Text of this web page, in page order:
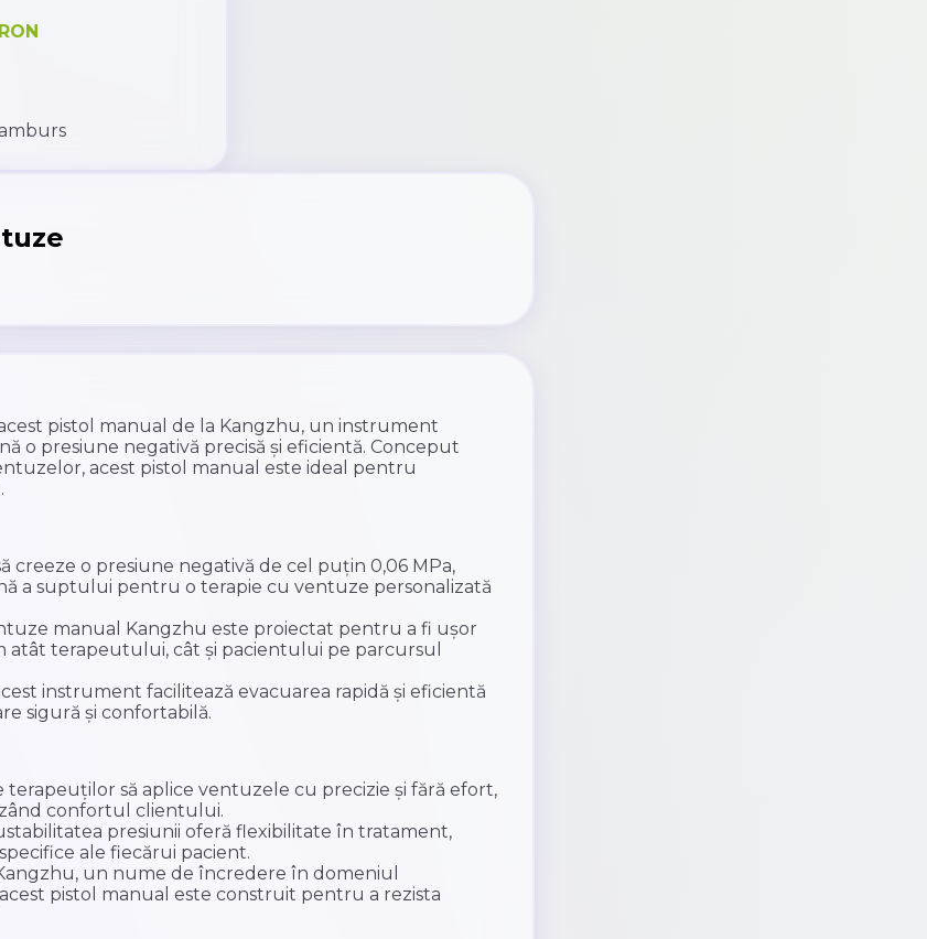
pistol manual de la Kangzhu, un instrument
o presiune negativă precisă și eficientă. Conceput
acest pistol manual este ideal pentru
creeze o presiune negativă de cel puțin 0,06 MPa,
a suptului pentru o terapie cu ventuze personalizată
manual Kangzhu este proiectat pentru a fi ușor
terapeutului, cât și pacientului pe parcursul
instrument facilitează evacuarea rapidă și eficientă
sigură și confortabilă.
să aplice ventuzele cu precizie și fără efort,
confortul clientului.
presiunii oferă flexibilitate în tratament,
ale fiecărui pacient.
un nume de încredere în domeniul
pistol manual este construit pentru a rezista